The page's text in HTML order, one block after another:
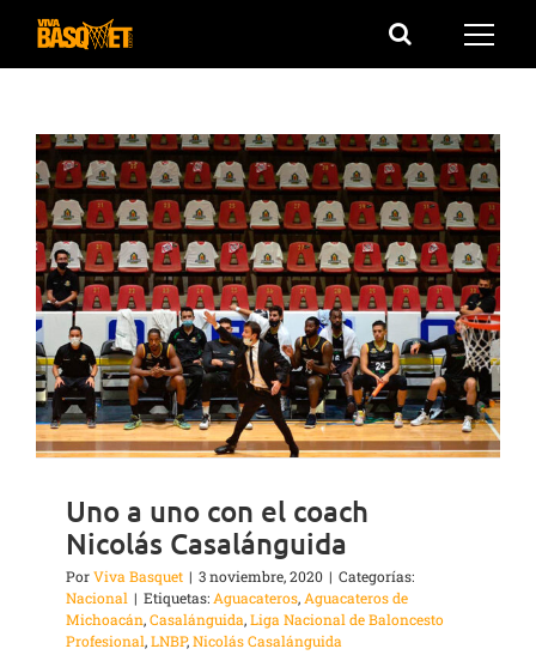
Saltar
Uno a uno con el coach
Nicolás Casalánguida
PorViva Basquet | 3 noviembre, 2020 | Categorías:
Nacional | Etiquetas: Aguacateros, Aguacateros de
Michoacán,Casalánguida,Liga Nacional de Baloncesto
Profesional,LNBP,Nicolás Casalánguida